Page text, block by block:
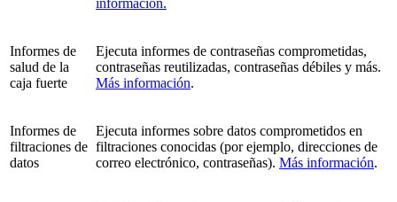
información.
Informes de
salud de la
caja fuerte
Ejecuta informes de contraseñas comprometidas,
contraseñas reutilizadas, contraseñas débiles y más.
Más información.
Informes de
filtraciones de
datos
Ejecuta informes sobre datos comprometidos en
filtraciones conocidas (por ejemplo, direcciones de
correo electrónico, contraseñas). Más información.